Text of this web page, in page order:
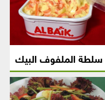
سلطة الملفوف البيك